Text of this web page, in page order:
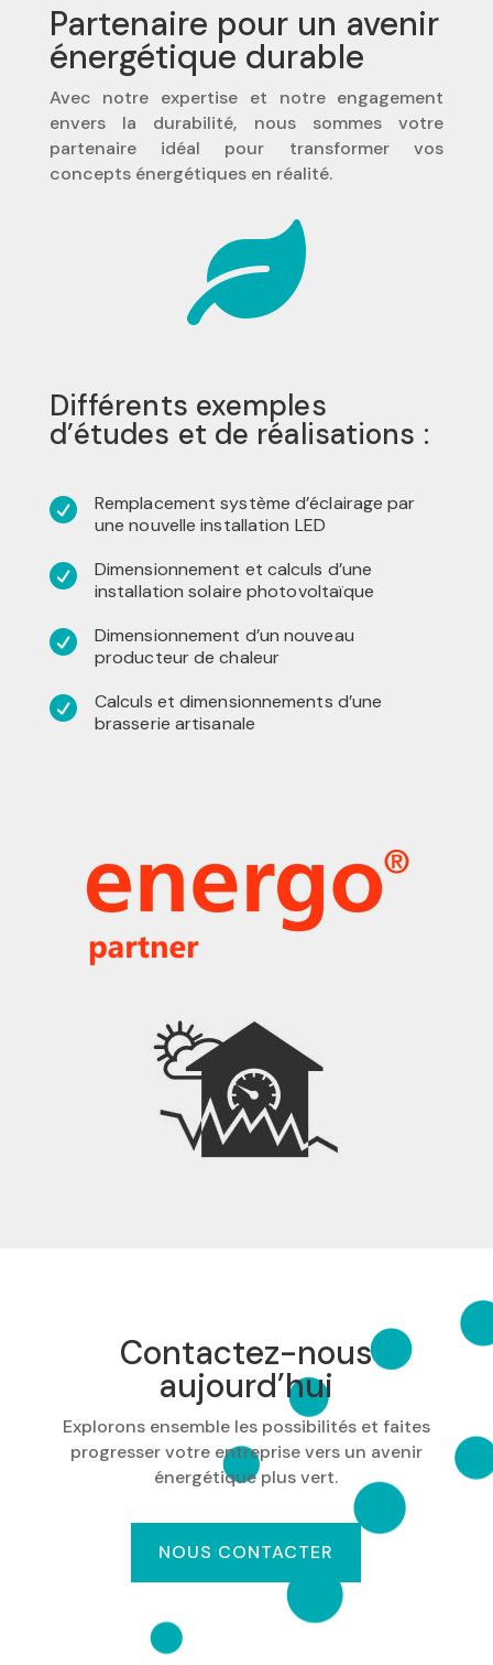
Partenaire pour un avenir
énergétique durable
Avec notre expertise et notre engagement
envers la durabilité, nous sommes votre
partenaire idéal pour transformer vos
concepts énergétiques en réalité.

Différents exemples
d’études et de réalisations :

Remplacement système d’éclairage par
une nouvelle installation LED

Dimensionnement et calculs d’une
installation solaire photovoltaïque

Dimensionnement d’un nouveau
producteur de chaleur

Calculs et dimensionnements d’une
brasserie artisanale
Contactez-nous
aujourd’hui
Explorons ensemble les possibilités et faites
progresser votre entreprise vers un avenir
énergétique plus vert.
NOUS CONTACTER